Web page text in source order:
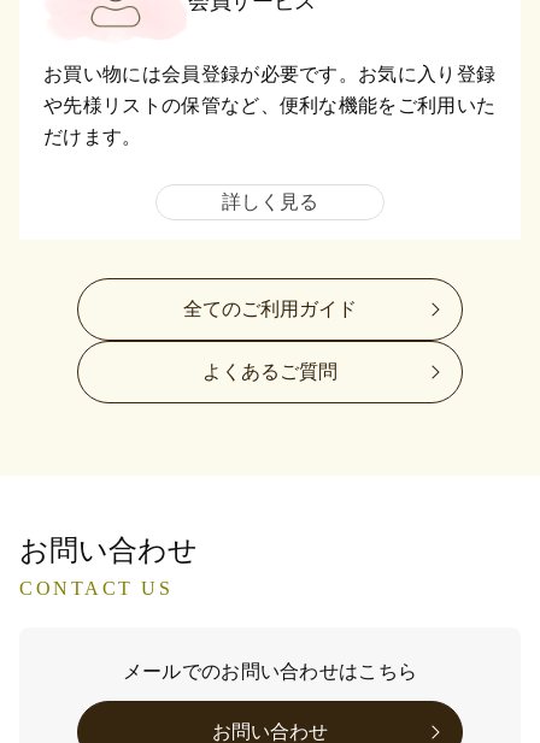
お買い物には会員登録が必要です。お気に入り登録
や先様リストの保管など、便利な機能をご利用いた
だけます。
詳しく見る
全てのご利用ガイド
よくあるご質問
お問い合わせ
CONTACT US
メールでのお問い合わせはこちら
お問い合わせ